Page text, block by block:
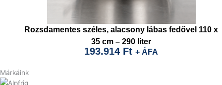
Rozsdamentes széles, alacsony lábas fedővel 110 x
35 cm – 290 liter
193.914 Ft + ÁFA
Márkáink